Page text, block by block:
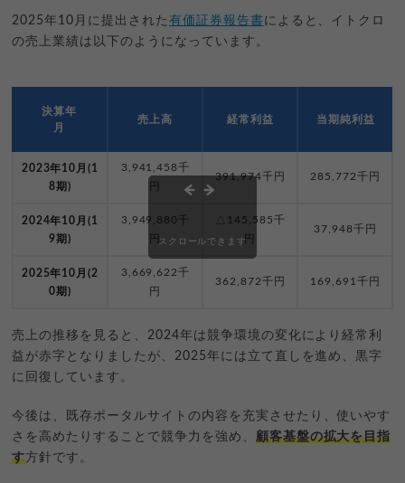
2025年10月に提出された 有価証券報告書によると、イトクロ
の売上業績は以下のようになっています。
決算年
月
売上高 経常利益 当期純利益
2023年10月(1
8期)
3,941,458千
円
391,974千円 285,772千円
2024年10月(1
9期)
3,949,880千
円
△145,585千
円
37,948千円
2025年10月(2
0期)
3,669,622千
円
362,872千円 169,691千円
スクロールできます
売上の推移を見ると、2024年は競争環境の変化により経常利
益が赤字となりましたが、2025年には立て直しを進め、黒字
に回復しています。
今後は、既存ポータルサイトの内容を充実させたり、使いやす
さを高めたりすることで競争力を強め、 顧客基盤の拡大を目指
す方針です。